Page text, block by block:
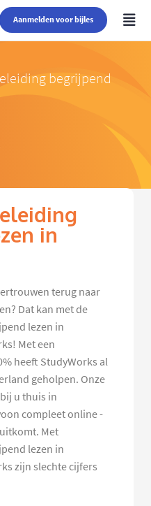
Aanmelden voor bijles
begrijpend
in
terug naar
Dat kan met de
lezen in
Met een
heeft StudyWorks al
geholpen. Onze
u thuis in
compleet online -
Met
lezen in
zijn slechte cijfers